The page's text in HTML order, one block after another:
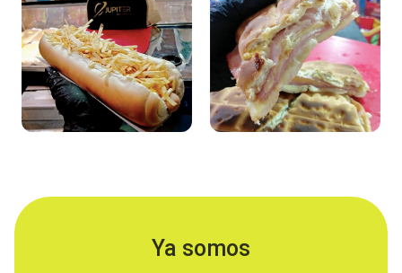
Ya somos